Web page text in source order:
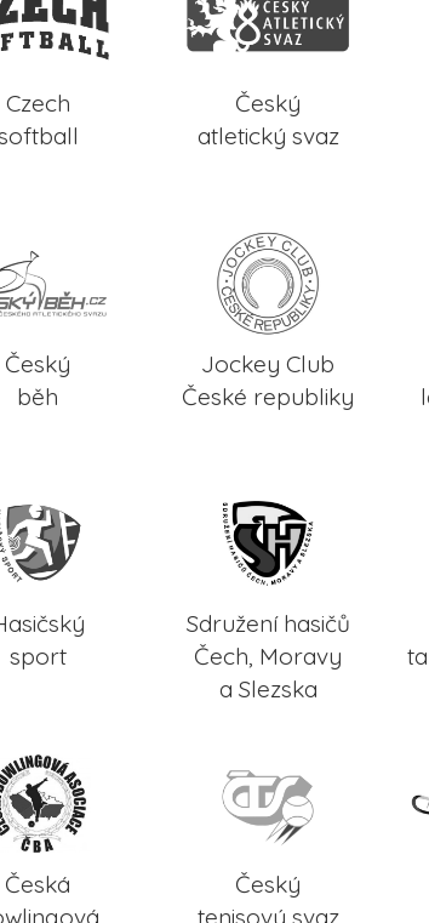
Czech
Český
atletický svaz
Český
běh
Jockey Club
České republiky
sport
Sdružení hasičů
Čech, Moravy
a Slezska
Česká
Český
tenisový svaz